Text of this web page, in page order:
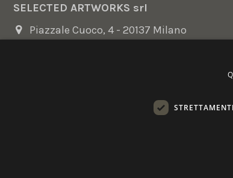
SELECTED ARTWORKS srl
Piazzale Cuoco, 4 - 20137 Milano